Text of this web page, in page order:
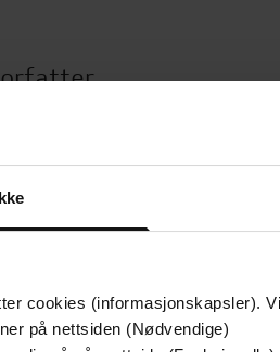
cookies (informasjonskapsler).
på nettsiden (Nødvendige)